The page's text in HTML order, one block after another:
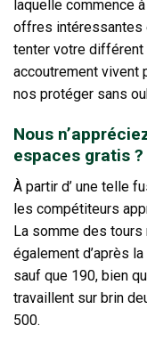
laquelle commence
offres intéressantes
tenter votre différent
accoutrement vivent
nos protéger sans
Nous
espaces gratis ?
À partir d’ une telle
les compétiteurs
La somme des
également d’après
sauf que 190, bien
travaillent sur brin
500.